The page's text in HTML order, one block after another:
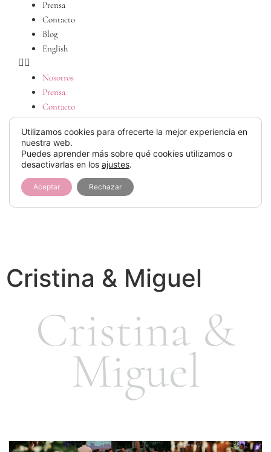
Prensa
Contacto
Blog
English
Nosotros
Prensa
Contacto
Blog
English
Cristina & Miguel
Cristina &
Miguel
Utilizamos cookies para ofrecerte la mejor experiencia en
nuestra web.
Puedes aprender más sobre qué cookies utilizamos o
desactivarlas en los ajustes.
Aceptar Rechazar